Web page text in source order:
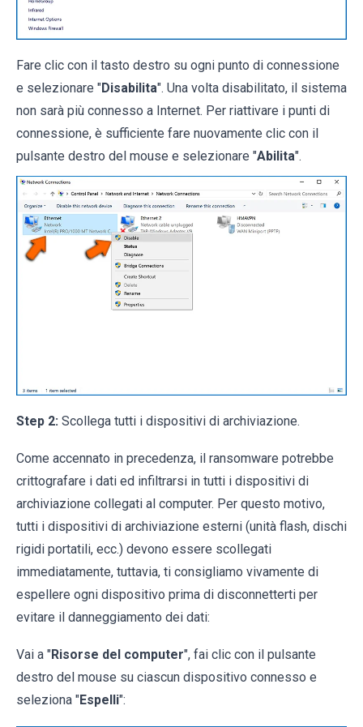
Fare clic con il tasto destro su ogni punto di connessione
e selezionare "Disabilita". Una volta disabilitato, il sistema
non sarà più connesso a Internet. Per riattivare i punti di
connessione, è sufficiente fare nuovamente clic con il
pulsante destro del mouse e selezionare "Abilita".
Step 2: Scollega tutti i dispositivi di archiviazione.
Come accennato in precedenza, il ransomware potrebbe
crittografare i dati ed infiltrarsi in tutti i dispositivi di
archiviazione collegati al computer. Per questo motivo,
tutti i dispositivi di archiviazione esterni (unità flash, dischi
rigidi portatili, ecc.) devono essere scollegati
immediatamente, tuttavia, ti consigliamo vivamente di
espellere ogni dispositivo prima di disconnetterti per
evitare il danneggiamento dei dati:
Vai a "Risorse del computer", fai clic con il pulsante
destro del mouse su ciascun dispositivo connesso e
seleziona "Espelli":